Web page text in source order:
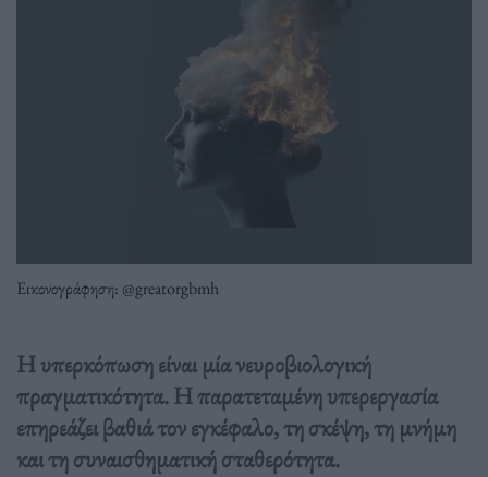
Εικονογράφηση: @greatorgbmh
Η υπερκόπωση είναι μία νευροβιολογική
πραγματικότητα. Η παρατεταμένη υπερεργασία
επηρεάζει βαθιά τον εγκέφαλο, τη σκέψη, τη μνήμη
και τη συναισθηματική σταθερότητα.